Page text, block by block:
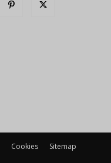
Cookies Sitemap